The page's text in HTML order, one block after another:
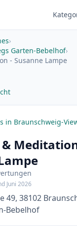
›
Garten-Bebelhof›
- Susanne Lampe
in Braunschweig-
Juni 2026
49, 38102
Bebelhof